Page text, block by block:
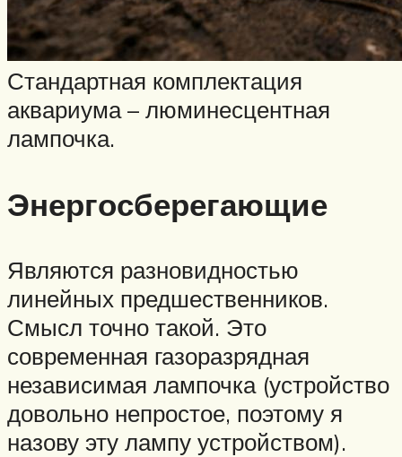
Стандартная комплектация
аквариума – люминесцентная
лампочка.
Энергосберегающие
Являются разновидностью
линейных предшественников.
Смысл точно такой. Это
современная газоразрядная
независимая лампочка (устройство
довольно непростое, поэтому я
назову эту лампу устройством).